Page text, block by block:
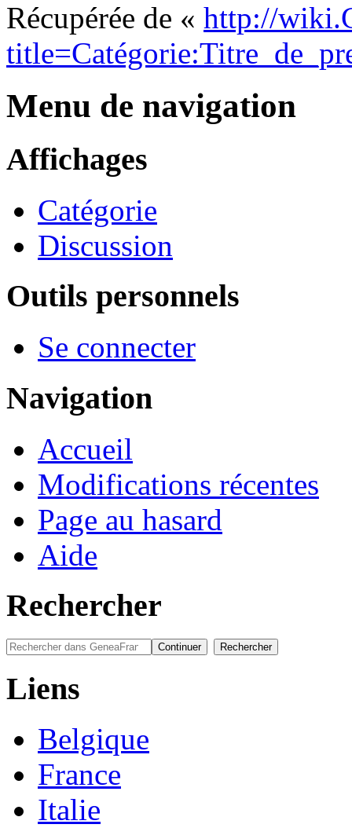
Récupérée de « http://
Menu de navigation
Affichages
Catégorie
Discussion
Outils personnels
Se connecter
Navigation
Accueil
Modifications récentes
Page au hasard
Aide
Rechercher
Liens
Belgique
France
Italie